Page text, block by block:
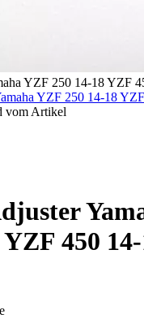
YZF 250 14-18 YZF
vom Artikel
450